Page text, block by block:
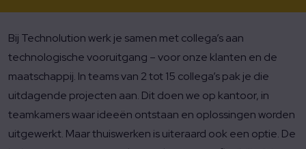
Bij Technolution werk je samen met collega’s aan
technologische vooruitgang – voor onze klanten en de
maatschappij. In teams van 2 tot 15 collega’s pak je die
uitdagende projecten aan. Dit doen we op kantoor, in
teamkamers waar ideeën ontstaan en oplossingen worden
uitgewerkt. Maar thuiswerken is uiteraard ook een optie. De